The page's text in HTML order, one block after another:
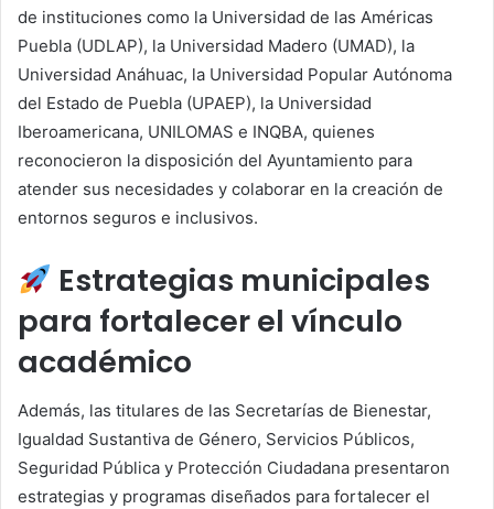
de instituciones como la Universidad de las Américas
Puebla (UDLAP), la Universidad Madero (UMAD), la
Universidad Anáhuac, la Universidad Popular Autónoma
del Estado de Puebla (UPAEP), la Universidad
Iberoamericana, UNILOMAS e INQBA, quienes
reconocieron la disposición del Ayuntamiento para
atender sus necesidades y colaborar en la creación de
entornos seguros e inclusivos.
Estrategias municipales
para fortalecer el vínculo
académico
Además, las titulares de las Secretarías de Bienestar,
Igualdad Sustantiva de Género, Servicios Públicos,
Seguridad Pública y Protección Ciudadana presentaron
estrategias y programas diseñados para fortalecer el